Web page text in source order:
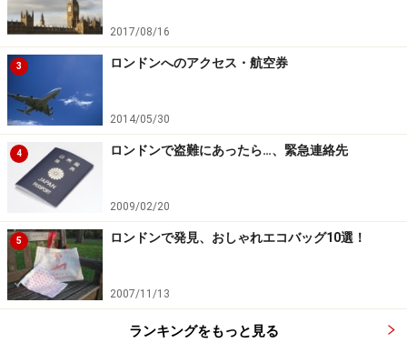
アールデコ調の二通り。また、かつてホテルの常連客だ
った著名人にちなんだパーソナリティー・スイートも新
たに9室できました。それぞれクロード・モネやウィン
ストン・チャーチル、フランク・シナトラなどの名前を
冠し、滞在当時のエピソードにちなんだ小物が置かれて
います。料金は一部屋一泊305ポンド（朝食込み・税
別）から。
有名シェフ、ゴードン・ラムジー監修のメインダイニン
グや、アフタヌーン・ティーにも注目です。ちなみに、
サヴォイ前の大通り、ストランドからホテルの正面玄関
までの小さな路地は、ロンドンで唯一の「車両右側通
行」の通り。その理由は、サヴォイのゲストが到着した
2017/08/16
3 ロンドンへのアクセス・航空券
2014/05/30
4 ロンドンで盗難にあったら…、緊急連絡先
2009/02/20
5 ロンドンで発見、おしゃれエコバッグ10選！
2007/11/13
ランキングをもっと見る